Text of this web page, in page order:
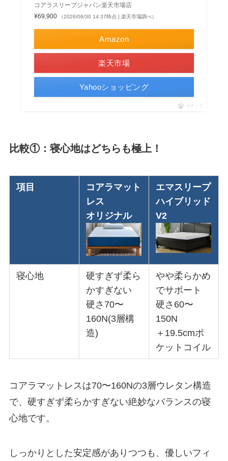
コアラスリープジャパン楽天市場店
¥69,900
（2026/06/30 14:37時点 | 楽天市場調べ）
Amazon
楽天市場
Yahooショッピング
ポチップ
比較①：寝心地はどちらも極上！
項目
コアラマット
レス
オリジナル
エマスリープ
ハイブリッド
V2
寝心地
硬すぎず柔ら
かすぎない
硬さ70〜
160N(3層構
造)
やや柔らかめ
でサポート
硬さ60〜
150N
＋19.5cmポ
ケットコイル
コアラマットレスは70〜160Nの3層ウレタン構造
で、硬すぎず柔らかすぎない絶妙なバランスの寝
心地です。
しっかりとした安定感がありつつも、優しいフィ